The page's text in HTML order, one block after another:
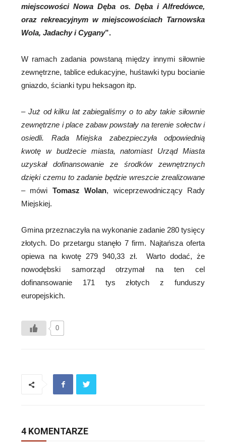
miejscowości Nowa Dęba os. Dęba i Alfredówce,
oraz rekreacyjnym w miejscowościach Tarnowska
Wola, Jadachy i Cygany”.
W ramach zadania powstaną między innymi siłownie
zewnętrzne, tablice edukacyjne, huśtawki typu bocianie
gniazdo, ścianki typu heksagon itp.
– Już od kilku lat zabiegaliśmy o to aby takie siłownie
zewnętrzne i place zabaw powstały na terenie sołectw i
osiedli. Rada Miejska zabezpieczyła odpowiednią
kwotę w budżecie miasta, natomiast Urząd Miasta
uzyskał dofinansowanie ze środków zewnętrznych
dzięki czemu to zadanie będzie wreszcie zrealizowane
– mówi Tomasz Wolan, wiceprzewodniczący Rady
Miejskiej.
Gmina przeznaczyła na wykonanie zadanie 280 tysięcy
złotych. Do przetargu stanęło 7 firm. Najtańsza oferta
opiewa na kwotę 279 940,33 zł. Warto dodać, że
nowodębski samorząd otrzymał na ten cel
dofinansowanie 171 tys złotych z funduszy
europejskich.
0
4 KOMENTARZE